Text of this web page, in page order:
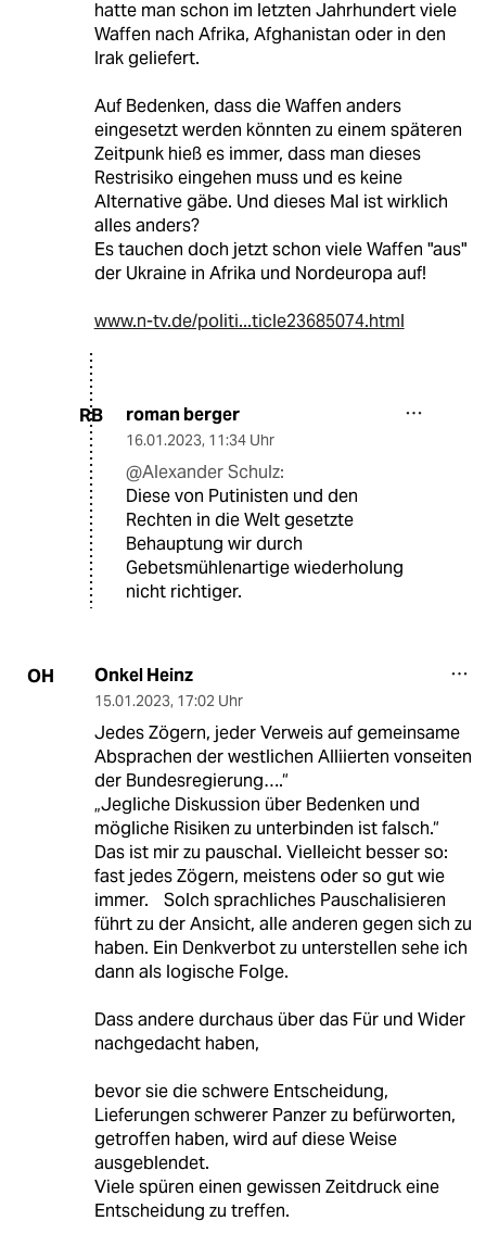
hatte man schon im letzten Jahrhundert viele
Waffen nach Afrika, Afghanistan oder in den
Irak geliefert.
Auf Bedenken, dass die Waffen anders
eingesetzt werden könnten zu einem späteren
Zeitpunk hieß es immer, dass man dieses
Restrisiko eingehen muss und es keine
Alternative gäbe. Und dieses Mal ist wirklich
alles anders?
Es tauchen doch jetzt schon viele Waffen "aus"
der Ukraine in Afrika und Nordeuropa auf!
www.n-tv.de/politi...ticle23685074.html
RB roman berger
16.01.2023, 11:34 Uhr
@Alexander Schulz:
Diese von Putinisten und den
Rechten in die Welt gesetzte
Behauptung wir durch
Gebetsmühlenartige wiederholung
nicht richtiger.
OH Onkel Heinz
15.01.2023, 17:02 Uhr
Jedes Zögern, jeder Verweis auf gemeinsame
Absprachen der westlichen Alliierten vonseiten
der Bundesregierung….“
„Jegliche Diskussion über Bedenken und
mögliche Risiken zu unterbinden ist falsch.“
Das ist mir zu pauschal. Vielleicht besser so:
fast jedes Zögern, meistens oder so gut wie
immer. Solch sprachliches Pauschalisieren
führt zu der Ansicht, alle anderen gegen sich zu
haben. Ein Denkverbot zu unterstellen sehe ich
dann als logische Folge.
Dass andere durchaus über das Für und Wider
nachgedacht haben,
bevor sie die schwere Entscheidung,
Lieferungen schwerer Panzer zu befürworten,
getroffen haben, wird auf diese Weise
ausgeblendet.
Viele spüren einen gewissen Zeitdruck eine
Entscheidung zu treffen.